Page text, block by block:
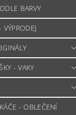
BARVY
- VAKY
- OBLEČENÍ